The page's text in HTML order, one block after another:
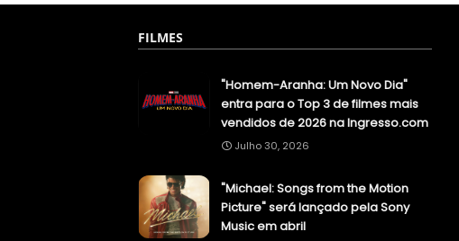
FILMES
"Homem-Aranha: Um Novo Dia"
entra para o Top 3 de filmes mais
vendidos de 2026 na Ingresso.com
Julho 30, 2026
"Michael: Songs from the Motion
Picture" será lançado pela Sony
Music em abril